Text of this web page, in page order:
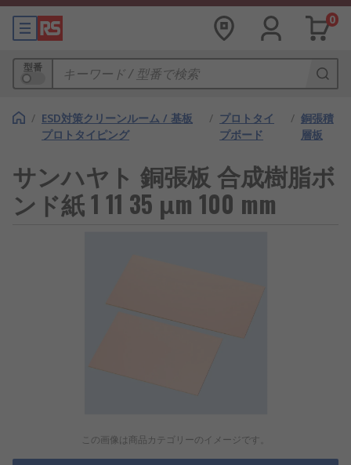
0
型番
/ ESD対策クリーンルーム / 基板
プロトタイピング
/ プロトタイ
プボード
/ 銅張積
層板
サンハヤト 銅張板 合成樹脂ボ
ンド紙 1 11 35 μm 100 mm
この画像は商品カテゴリーのイメージです。